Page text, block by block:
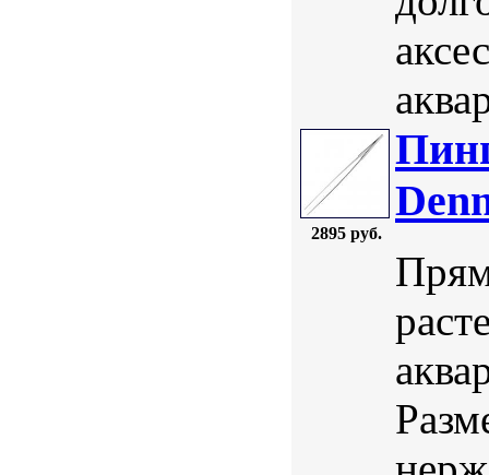
2895 руб.